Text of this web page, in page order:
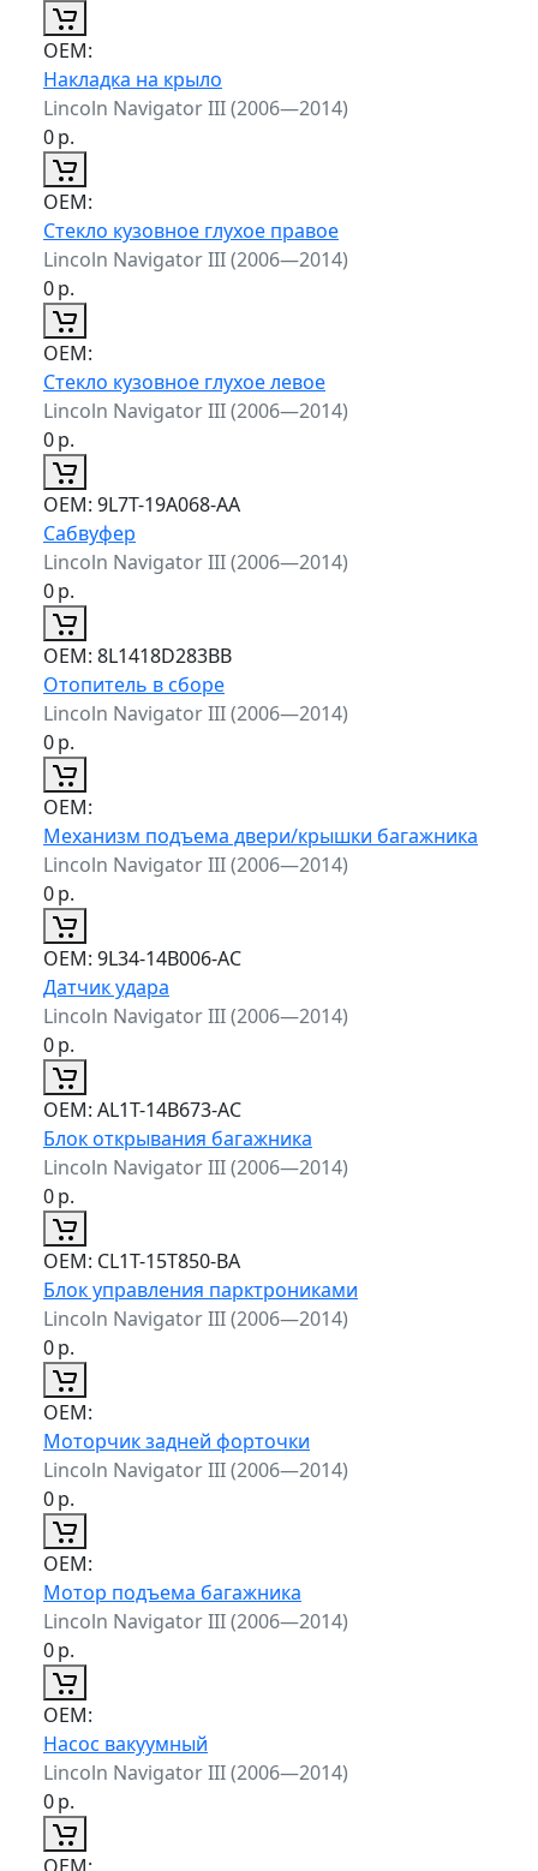
ОЕМ:
Накладка на крыло
Lincoln Navigator III (2006—2014)
0р.
ОЕМ:
Стекло кузовное глухое правое
Lincoln Navigator III (2006—2014)
0р.
ОЕМ:
Стекло кузовное глухое левое
Lincoln Navigator III (2006—2014)
0р.
ОЕМ: 9L7T-19A068-AA
Сабвуфер
Lincoln Navigator III (2006—2014)
0р.
ОЕМ: 8L1418D283BB
Отопитель в сборе
Lincoln Navigator III (2006—2014)
0р.
ОЕМ:
Механизм подъема двери/крышки багажника
Lincoln Navigator III (2006—2014)
0р.
ОЕМ: 9L34-14B006-AC
Датчик удара
Lincoln Navigator III (2006—2014)
0р.
ОЕМ: AL1T-14B673-AC
Блок открывания багажника
Lincoln Navigator III (2006—2014)
0р.
ОЕМ: CL1T-15T850-BA
Блок управления парктрониками
Lincoln Navigator III (2006—2014)
0р.
ОЕМ:
Моторчик задней форточки
Lincoln Navigator III (2006—2014)
0р.
ОЕМ:
Мотор подъема багажника
Lincoln Navigator III (2006—2014)
0р.
ОЕМ:
Насос вакуумный
Lincoln Navigator III (2006—2014)
0р.